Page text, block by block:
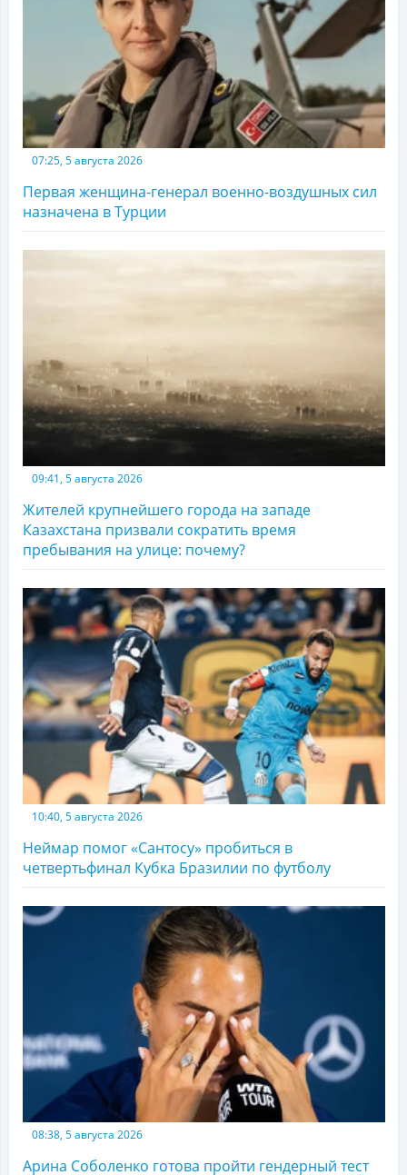
07:25, 5 августа 2026
Первая женщина-генерал военно-воздушных сил
назначена в Турции
09:41, 5 августа 2026
Жителей крупнейшего города на западе
Казахстана призвали сократить время
пребывания на улице: почему?
10:40, 5 августа 2026
Неймар помог «Сантосу» пробиться в
четвертьфинал Кубка Бразилии по футболу
08:38, 5 августа 2026
Арина Соболенко готова пройти гендерный тест